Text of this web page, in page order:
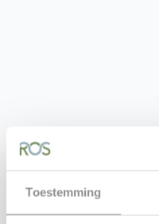
Toestemming
EPDM tegel 50x50x8cm
rood